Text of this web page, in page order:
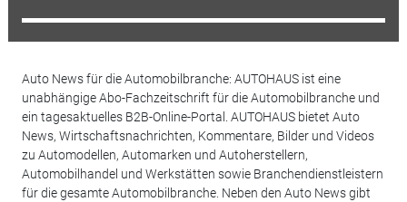
Auto News für die Automobilbranche: AUTOHAUS ist eine
unabhängige Abo-Fachzeitschrift für die Automobilbranche und
ein tagesaktuelles B2B-Online-Portal. AUTOHAUS bietet Auto
News, Wirtschaftsnachrichten, Kommentare, Bilder und Videos
zu Automodellen, Automarken und Autoherstellern,
Automobilhandel und Werkstätten sowie Branchendienstleistern
für die gesamte Automobilbranche. Neben den Auto News gibt